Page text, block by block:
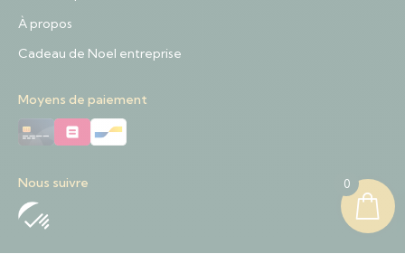
À propos
Cadeau de Noel entreprise
Moyens de paiement
Nous suivre 0